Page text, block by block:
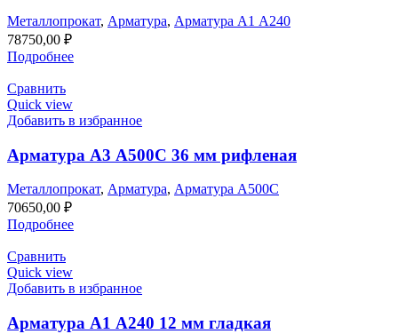
Металлопрокат, Арматура, Арматура А1 А240
78750,00 ₽
Подробнее
Сравнить
Quick view
Добавить в избранное
Арматура А3 А500С 36 мм рифленая
Металлопрокат, Арматура, Арматура А500С
70650,00 ₽
Подробнее
Сравнить
Quick view
Добавить в избранное
Арматура А1 А240 12 мм гладкая